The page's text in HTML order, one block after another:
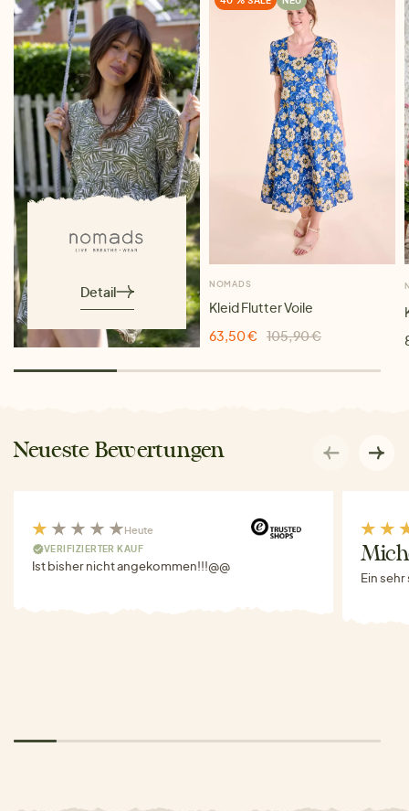
Detail NOMADS
Kleid Flutter Voile
63,50 €
105,90 €
Neueste Bewertungen
Heute
VERIFIZIERTER KAUF
Ist bisher nicht angekommen!!!@@
Ein